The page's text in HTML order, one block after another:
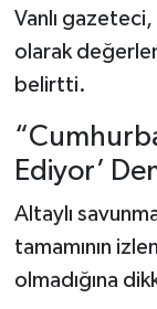
Vanlı
olarak
belirtti.
Ediyor’
Altaylı
tamamının
olmadığına